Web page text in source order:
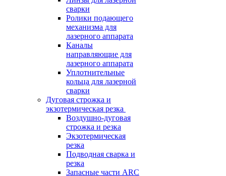
сварки
Ролики подающего
механизма для
лазерного аппарата
Каналы
направляющие для
лазерного аппарата
Уплотнительные
кольца для лазерной
сварки
Дуговая строжка и
экзотермическая резка
Воздушно-дуговая
строжка и резка
Экзотермическая
резка
Подводная сварка и
резка
Запасные части ARC